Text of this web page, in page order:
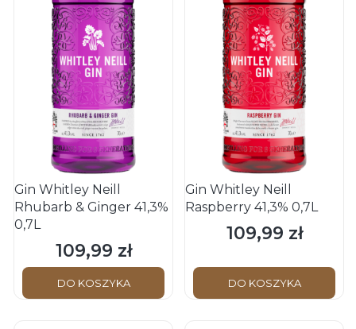
Gin Whitley Neill
Rhubarb & Ginger 41,3%
0,7L
Cena
109,99 zł
DO KOSZYKA
Gin Whitley Neill
Raspberry 41,3% 0,7L
Cena
109,99 zł
DO KOSZYKA